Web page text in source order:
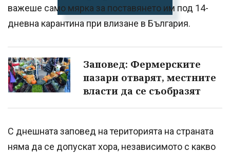
важеше само мярка за поставянето им под 14-
дневна карантина при влизане в България.
Заповед: Фермерските
пазари отварят, местните
власти да се съобразят
С днешната заповед на територията на страната
няма да се допускат хора, независимото с какво